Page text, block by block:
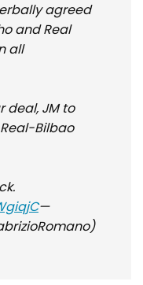
agreed
and Real
all
deal, JM to
Bilbao
—